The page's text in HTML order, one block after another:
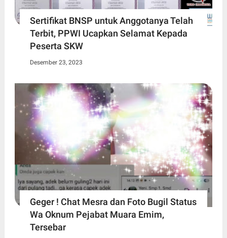
Sertifikat BNSP untuk Anggotanya Telah
Terbit, PPWI Ucapkan Selamat Kepada
Peserta SKW
Desember 23, 2023
Geger ! Chat Mesra dan Foto Bugil Status
Wa Oknum Pejabat Muara Emim,
Tersebar